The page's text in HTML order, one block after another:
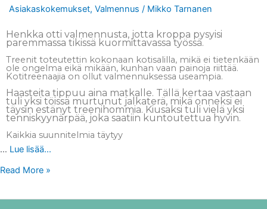
Asiakaskokemukset, Valmennus / Mikko Tarnanen
Henkka otti valmennusta, jotta kroppa pysyisi
paremmassa tikissä kuormittavassa työssä.
Treenit toteutettin kokonaan kotisalilla, mikä ei tietenkään
ole ongelma eikä mikään, kunhan vaan painoja riittää.
Kotitreenaajia on ollut valmennuksessa useampia.
Haasteita tippuu aina matkalle. Tällä kertaa vastaan
tuli yksi töissä murtunut jalkaterä, mikä onneksi ei
täysin estänyt treenihommia. Kiusaksi tuli vielä yksi
tenniskyynärpää, joka saatiin kuntoutettua hyvin.
Kaikkia suunnitelmia täytyy
… Lue lisää...
Read More »
VALMENNUSPALAUTE: